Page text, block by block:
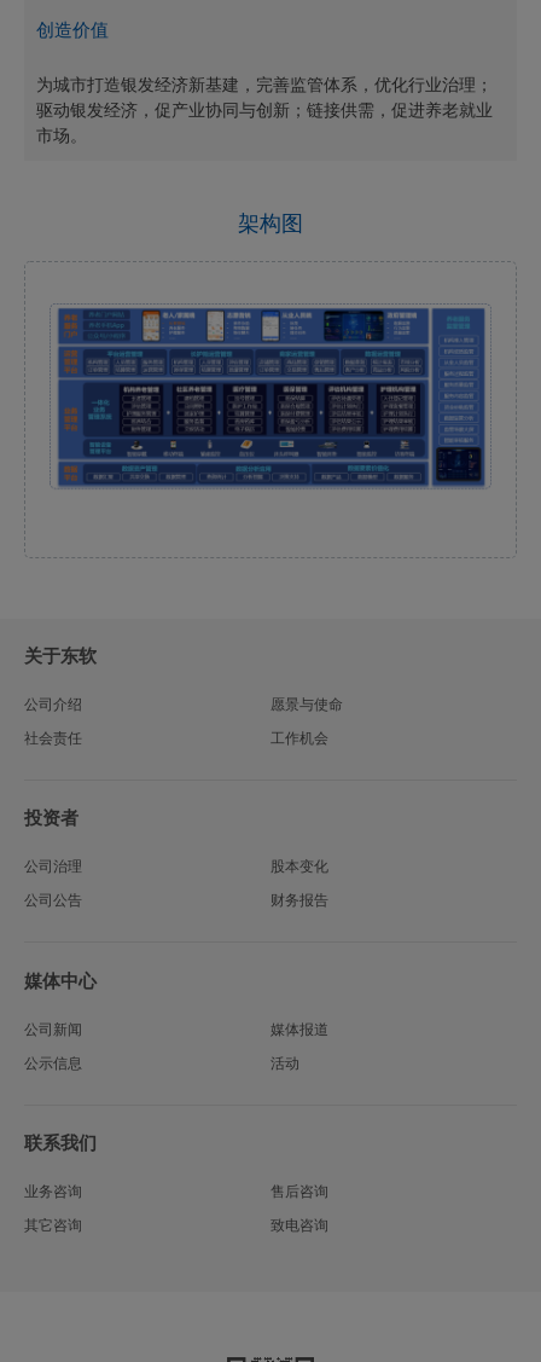
创造价值
为城市打造银发经济新基建，完善监管体系，优化行业治理；
驱动银发经济，促产业协同与创新；链接供需，促进养老就业
市场。
架构图
关于东软
公司介绍
愿景与使命
社会责任
工作机会
投资者
公司治理
股本变化
公司公告
财务报告
媒体中心
公司新闻
媒体报道
公示信息
活动
联系我们
业务咨询
售后咨询
其它咨询
致电咨询